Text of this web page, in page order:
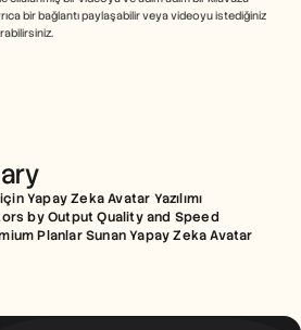
bir bağlantı paylaşabilir veya videoyu istediğiniz
Yapay Zeka Avatar Yazılımı
by Output Quality and Speed
Planlar Sunan Yapay Zeka Avatar